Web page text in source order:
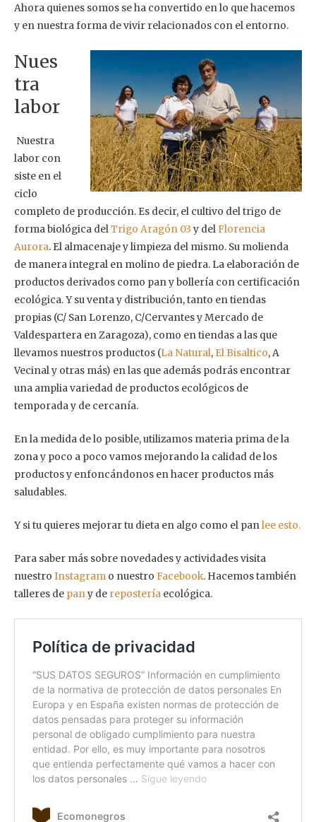
Ahora quienes somos se ha convertido en lo que hacemos
y en nuestra forma de vivir relacionados con el entorno.
Nues
tra
labor
Nuestra
labor con
siste en el
ciclo
completo de producción. Es decir, el cultivo del trigo de
forma biológica delTrigo Aragón 03 y del Florencia
Aurora. El almacenaje y limpieza del mismo. Su molienda
de manera integral en molino de piedra. La elaboración de
productos derivados como pan y bollería con certificación
ecológica. Y su venta y distribución, tanto en tiendas
propias (C/ San Lorenzo, C/Cervantes y Mercado de
Valdespartera en Zaragoza), como en tiendas a las que
llevamos nuestros productos (La Natural, El Bisaltico, A
Vecinal y otras más) en las que además podrás encontrar
una amplia variedad de productos ecológicos de
temporada y de cercanía.
En la medida de lo posible, utilizamos materia prima de la
zona y poco a poco vamos mejorando la calidad de los
productos y enfoncándonos en hacer productos más
saludables.
Y si tu quieres mejorar tu dieta en algo como el panlee esto.
Para saber más sobre novedades y actividades visita
nuestro Instagram o nuestro Facebook. Hacemos también
talleres de pany de repostería ecológica.